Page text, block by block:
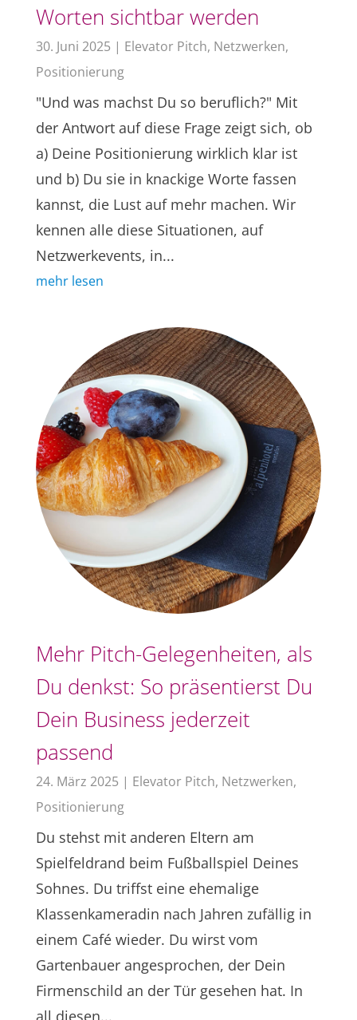
Worten sichtbar werden
30. Juni 2025 | Elevator Pitch, Netzwerken,
Positionierung
"Und was machst Du so beruflich?" Mit
der Antwort auf diese Frage zeigt sich, ob
a) Deine Positionierung wirklich klar ist
und b) Du sie in knackige Worte fassen
kannst, die Lust auf mehr machen. Wir
kennen alle diese Situationen, auf
Netzwerkevents, in...
mehr lesen
Mehr Pitch-Gelegenheiten, als
Du denkst: So präsentierst Du
Dein Business jederzeit
passend
24. März 2025 | Elevator Pitch, Netzwerken,
Positionierung
Du stehst mit anderen Eltern am
Spielfeldrand beim Fußballspiel Deines
Sohnes. Du triffst eine ehemalige
Klassenkameradin nach Jahren zufällig in
einem Café wieder. Du wirst vom
Gartenbauer angesprochen, der Dein
Firmenschild an der Tür gesehen hat. In
all diesen...